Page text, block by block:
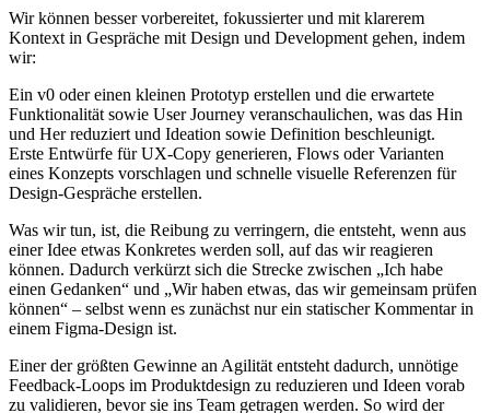
Wir können besser vorbereitet, fokussierter und mit klarerem
Kontext in Gespräche mit Design und Development gehen, indem
wir:
Ein v0 oder einen kleinen Prototyp erstellen und die erwartete
Funktionalität sowie User Journey veranschaulichen, was das Hin
und Her reduziert und Ideation sowie Definition beschleunigt.
Erste Entwürfe für UX-Copy generieren, Flows oder Varianten
eines Konzepts vorschlagen und schnelle visuelle Referenzen für
Design-Gespräche erstellen.​
Was wir tun, ist, die Reibung zu verringern, die entsteht, wenn aus
einer Idee etwas Konkretes werden soll, auf das wir reagieren
können. Dadurch verkürzt sich die Strecke zwischen „Ich habe
einen Gedanken“ und „Wir haben etwas, das wir gemeinsam prüfen
können“ – selbst wenn es zunächst nur ein statischer Kommentar in
einem Figma-Design ist.​
Einer der größten Gewinne an Agilität entsteht dadurch, unnötige
Feedback-Loops im Produktdesign zu reduzieren und Ideen vorab
zu validieren, bevor sie ins Team getragen werden. So wird der